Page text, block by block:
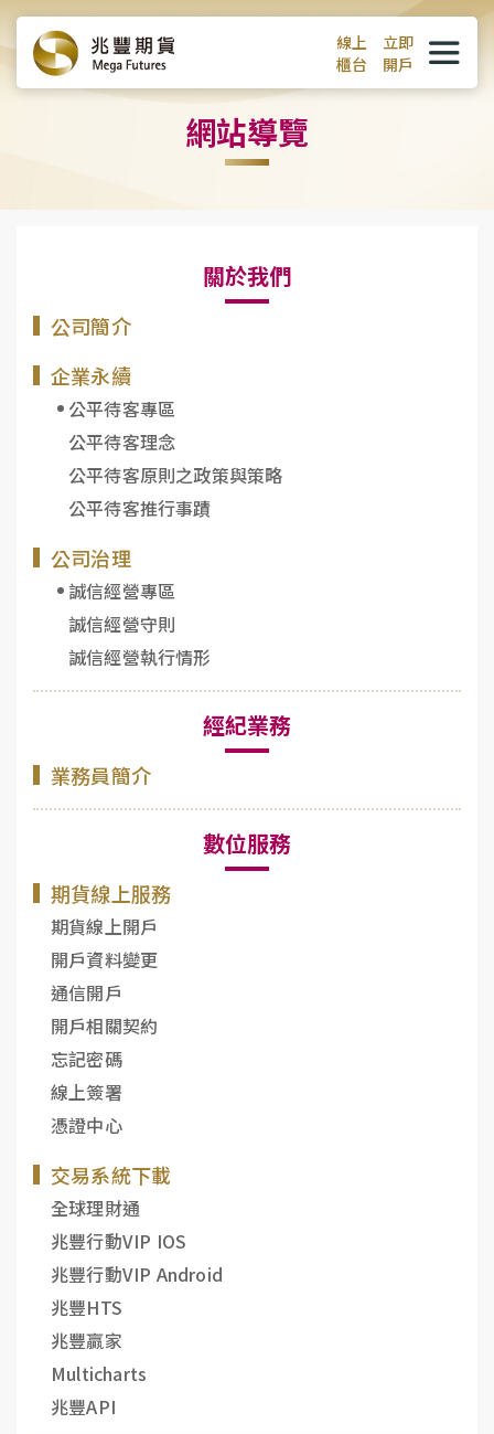
線上
櫃台
立即
開戶
網站導覽
關於我們
公司簡介
企業永續
公平待客專區
公平待客理念
公平待客原則之政策與策略
公平待客推行事蹟
公司治理
誠信經營專區
誠信經營守則
誠信經營執行情形
經紀業務
業務員簡介
數位服務
期貨線上服務
期貨線上開戶
開戶資料變更
通信開戶
開戶相關契約
忘記密碼
線上簽署
憑證中心
交易系統下載
全球理財通
兆豐行動VIP IOS
兆豐行動VIP Android
兆豐HTS
兆豐贏家
Multicharts
兆豐API